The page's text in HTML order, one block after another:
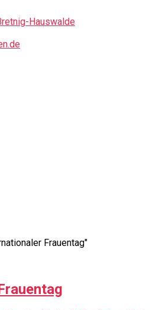
Hauswalde
Frauentag"